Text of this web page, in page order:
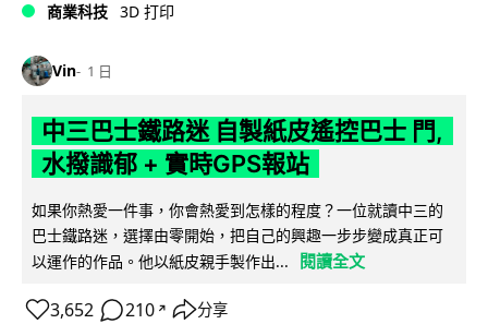
商業科技 3D 打印
Vin 1 日
中三巴士鐵路迷 自製紙皮遙控巴士 門,
水撥識郁 + 實時GPS報站
如果你熱愛一件事，你會熱愛到怎樣的程度？一位就讀中三的
巴士鐵路迷，選擇由零開始，把自己的興趣一步步變成真正可
以運作的作品。他以紙皮親手製作出...
閱讀全文
3,652 210 ↗ 分享